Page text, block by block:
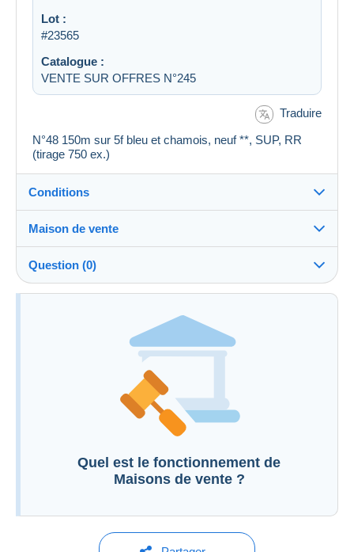
Lot :
#23565
Catalogue :
VENTE SUR OFFRES N°245
Traduire
N°48 150m sur 5f bleu et chamois, neuf **, SUP, RR
(tirage 750 ex.)
Conditions
Informations complémentaires aux conditions de
Maison de vente
Question (0)
Pour poser une question, vous devez ouvrir
Ouvrir une session
Quel est le fonctionnement de
Maisons de vente ?